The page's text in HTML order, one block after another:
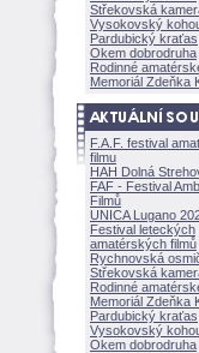
Střekovská
Vysokovský
Pardubický kraťas
Okem dobrodruha
Rodinné
Memoriál Zdeňka
F.A.F. festival
filmu
HAH Dolná
FAF - Festival
Filmů
UNICA Lugano
Festival leteckých
amatérských filmů
Rychnovská
Střekovská
Rodinné
Memoriál Zdeňka
Pardubický kraťas
Vysokovský
Okem dobrodruha